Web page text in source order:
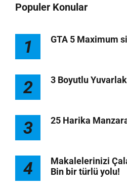
Populer Konular
1 GTA 5 Maximum
2 3 Boyutlu
3 25 Harika
4
Makalelerinizi
Bin bir türlü yolu!